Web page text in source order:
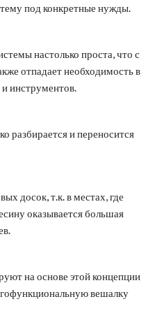
под конкретные нужды.
настолько проста, что с
отпадает необходимость в
инструментов.
разбирается и переносится
досок, т.к. в местах, где
оказывается большая
на основе этой концепции
вешалку